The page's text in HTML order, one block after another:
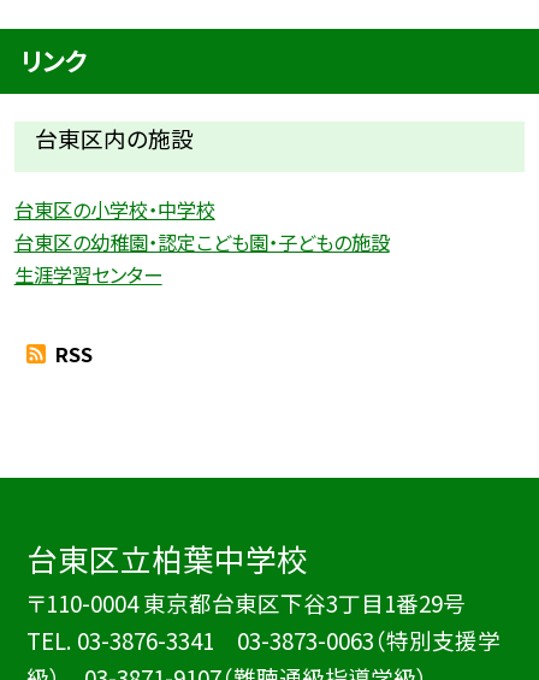
リンク
台東区内の施設
台東区の小学校・中学校
台東区の幼稚園・認定こども園・子どもの施設
生涯学習センター
RSS
台東区立柏葉中学校
〒110-0004 東京都台東区下谷3丁目1番29号
TEL. 03-3876-3341 03-3873-0063（特別支援学